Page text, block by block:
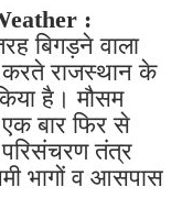
:
बिगड़ने वाला
करते राजस्थान के
है। मौसम
बार फिर से
तंत्र
भागों व आसपास